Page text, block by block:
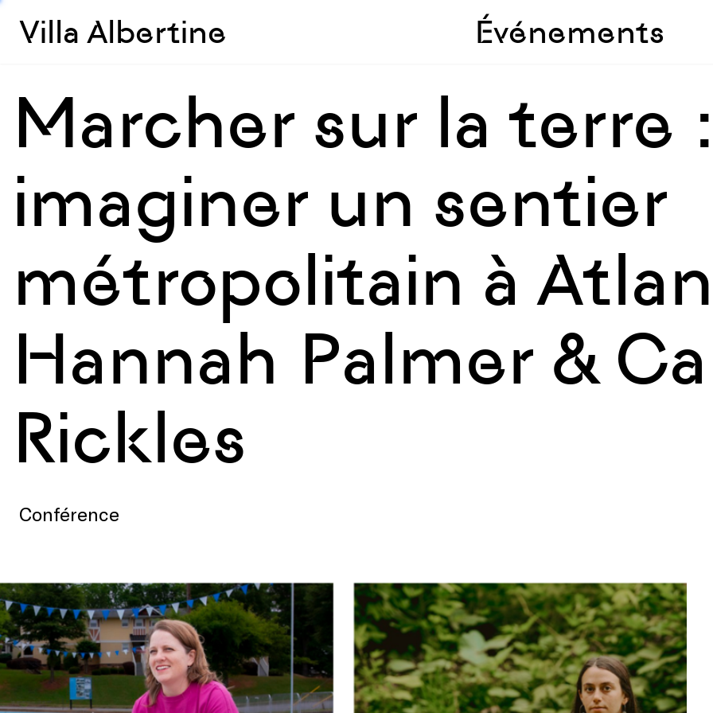
Skip to main
Skip to sidebar
Villa Albertine Événements
Marcher sur la terre
imaginer un sentier
métropolitain à
Hannah Palmer &
Rickles
Conférence